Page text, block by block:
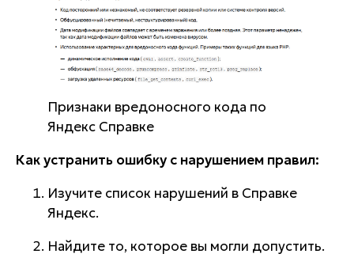
Признаки вредоносного кода по
Яндекс Справке
Как устранить ошибку с нарушением правил:
Изучите список нарушений в Справке
Яндекс.
Найдите то, которое вы могли допустить.